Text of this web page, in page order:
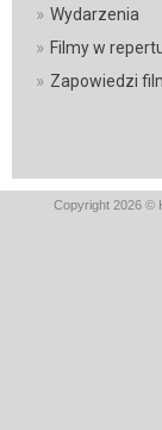
» Wydarzenia
» Filmy w
» Zapowiedzi
Copyright 2026 ©